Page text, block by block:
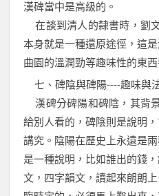
漢碑當中是高級的。
在談到清人的隸書時，劉
本身就是一種還原途徑，這
曲園的溫潤勁等趣味性的東
七、碑陰與碑陽----趣味與
漢碑分碑陽和碑陰，其背
給別人看的，碑陰則是說明
講究。陰陽在歷史上永遠是
是一種說明，比如誰出的錢
文，四字韻文，讀起來朗朗